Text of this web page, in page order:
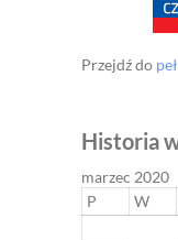
Przejdź do
Historia
marzec 2020
P
W